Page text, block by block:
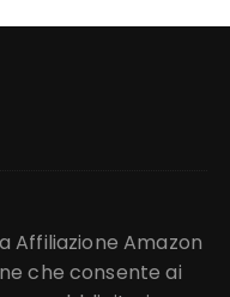
Affiliazione Amazon
che consente ai